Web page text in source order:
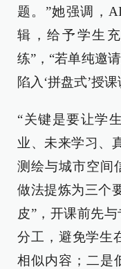
题。”她强调，
辑，给予学生
练”，“若单纯邀
陷入‘拼盘式’授
“关键是要让学
业、未来学习、
测绘与城市空间
做法提炼为三个
皮”，开课前先
分工，避免学生
相似内容；二是